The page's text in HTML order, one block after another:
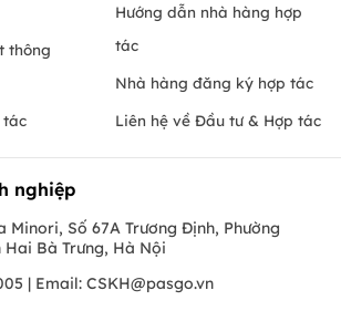
thông
tác
Hướng dẫn nhà hàng hợp
tác
Nhà hàng đăng ký hợp tác
Liên hệ về Đầu tư & Hợp tác
nghiệp
Minori, Số 67A Trương Định, Phường
Bà Trưng, Hà Nội
| Email: CSKH@pasgo.vn